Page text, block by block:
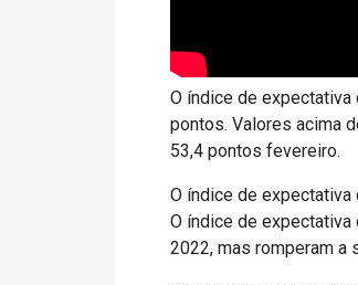
O índice de expectativa
pontos. Valores acima
53,4 pontos fevereiro.
O índice de expectativa
O índice de expectativa
2022, mas romperam a